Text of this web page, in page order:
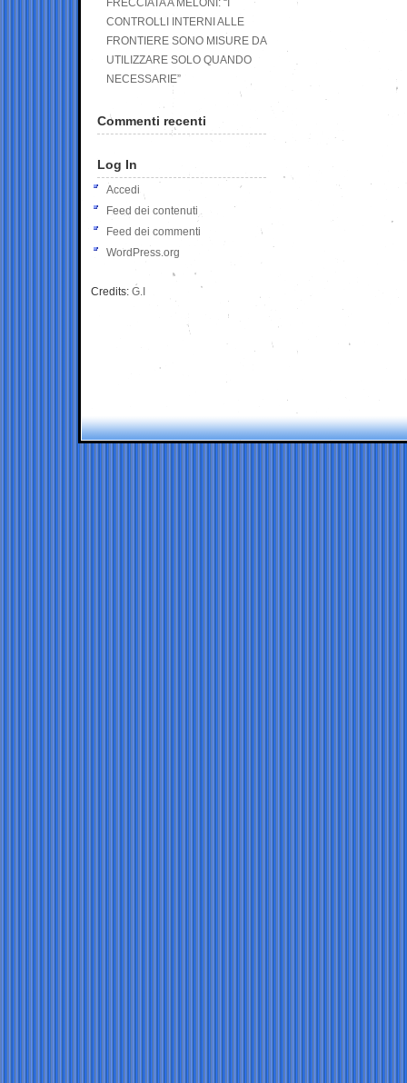
FRECCIATA A MELONI: “I
CONTROLLI INTERNI ALLE
FRONTIERE SONO MISURE DA
UTILIZZARE SOLO QUANDO
NECESSARIE”
Commenti recenti
Log In
Accedi
Feed dei contenuti
Feed dei commenti
WordPress.org
Credits: G.I